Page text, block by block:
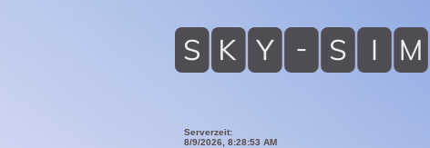
Serverzeit:
8/9/2026, 8:28:54 AM